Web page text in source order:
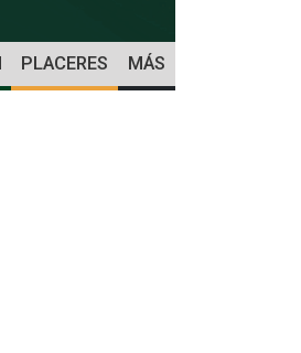
PLACERES MÁS